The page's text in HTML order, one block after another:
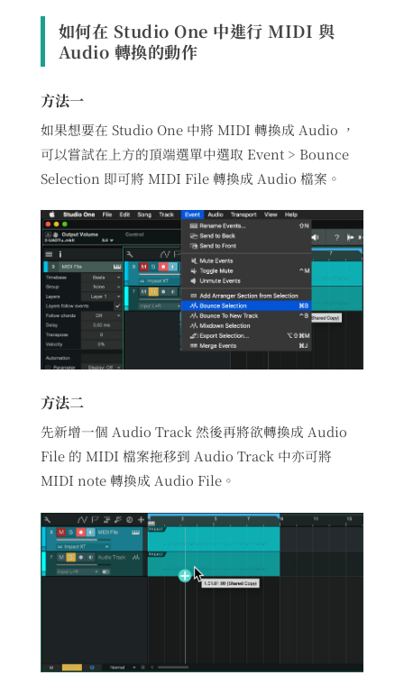
如何在 Studio One 中進行 MIDI 與
Audio 轉換的動作
方法一
如果想要在 Studio One 中將 MIDI 轉換成 Audio ，
可以嘗試在上方的頂端選單中選取 Event > Bounce
Selection 即可將 MIDI File 轉換成 Audio 檔案。
方法二
先新增一個 Audio Track 然後再將欲轉換成 Audio
File 的 MIDI 檔案拖移到 Audio Track 中亦可將
MIDI note 轉換成 Audio File。